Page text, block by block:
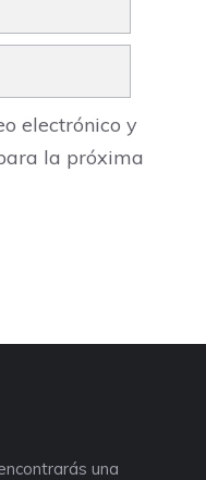
electrónico y
la próxima
una